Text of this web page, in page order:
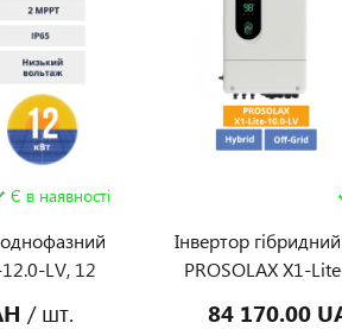
Є в наявності
однофазний
LV, 12
/ шт.
Інвертор
PROSOLAX X1-
84 170.00